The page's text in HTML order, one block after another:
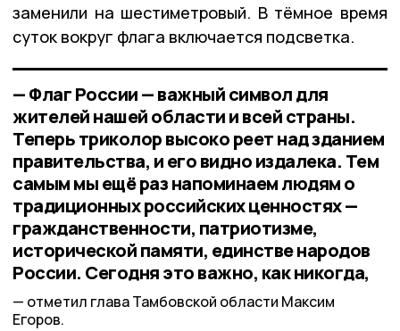
заменили на шестиметровый. В тёмное время
суток вокруг флага включается подсветка.
— Флаг России — важный символ для
жителей нашей области и всей страны.
Теперь триколор высоко реет над зданием
правительства, и его видно издалека. Тем
самым мы ещё раз напоминаем людям о
традиционных российских ценностях —
гражданственности, патриотизме,
исторической памяти, единстве народов
России. Сегодня это важно, как никогда,
отметил глава Тамбовской области Максим
Егоров.